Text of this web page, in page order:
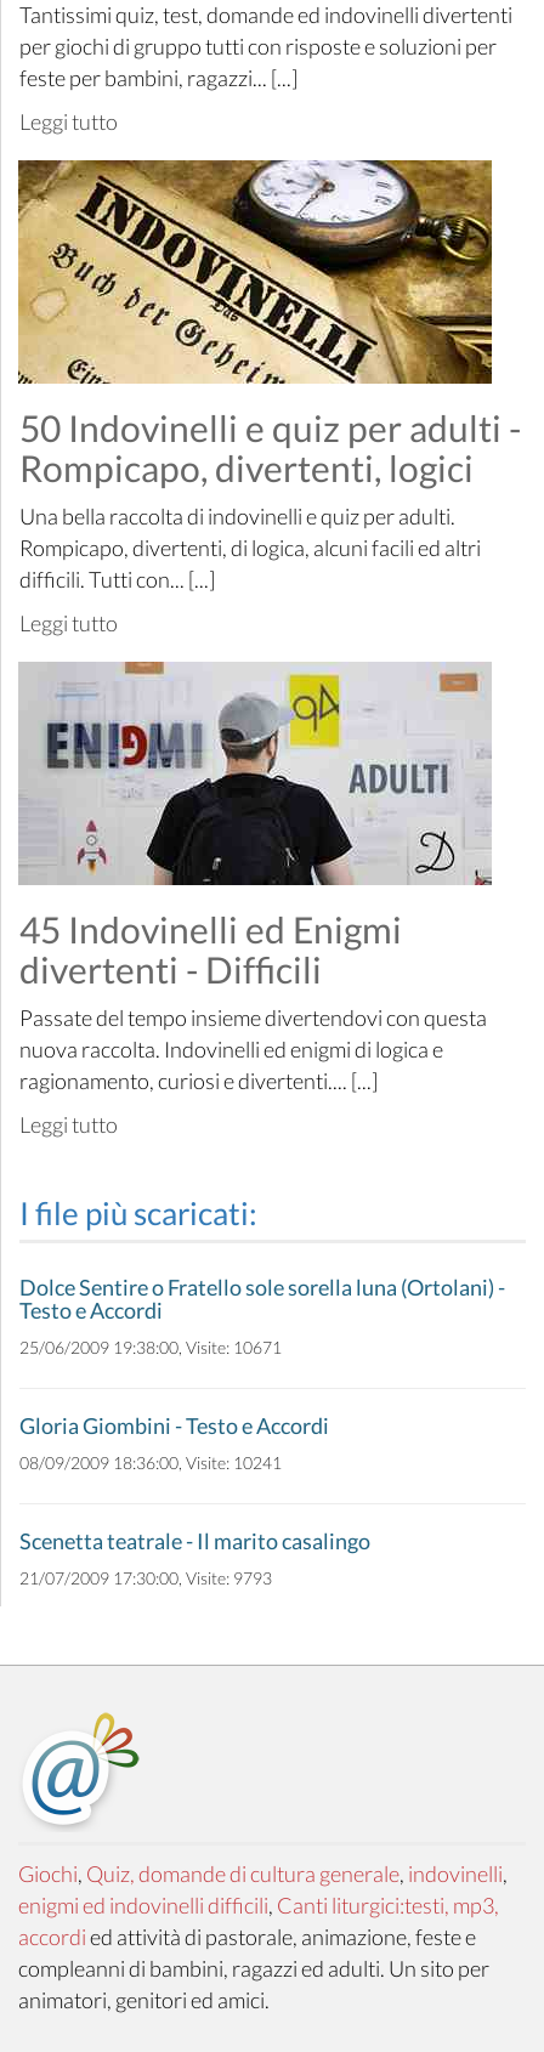
Tantissimi quiz, test, domande ed indovinelli divertenti
per giochi di gruppo tutti con risposte e soluzioni per
feste per bambini, ragazzi... [...]
Leggi tutto
50 Indovinelli e quiz per adulti -
Rompicapo, divertenti, logici
Una bella raccolta di indovinelli e quiz per adulti.
Rompicapo, divertenti, di logica, alcuni facili ed altri
difficili. Tutti con... [...]
Leggi tutto
45 Indovinelli ed Enigmi
divertenti - Difficili
Passate del tempo insieme divertendovi con questa
nuova raccolta. Indovinelli ed enigmi di logica e
ragionamento, curiosi e divertenti.... [...]
Leggi tutto
I file più scaricati:
Dolce Sentire o Fratello sole sorella luna (Ortolani) -
Testo e Accordi
25/06/2009 19:38:00, Visite: 10671
Gloria Giombini - Testo e Accordi
08/09/2009 18:36:00, Visite: 10241
Scenetta teatrale - Il marito casalingo
21/07/2009 17:30:00, Visite: 9793
Giochi, Quiz, domande di cultura generale, indovinelli,
enigmi ed indovinelli difficili, Canti liturgici:testi, mp3,
accordied attività di pastorale, animazione, feste e
compleanni di bambini, ragazzi ed adulti. Un sito per
animatori, genitori ed amici.